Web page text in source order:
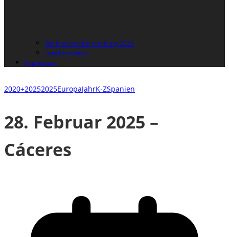
Weihnachtsüberraschung 2023
Familienvideos
Impressum
2020+20252025EuropaJahrK-ZSpanien
28. Februar 2025 –
Cáceres